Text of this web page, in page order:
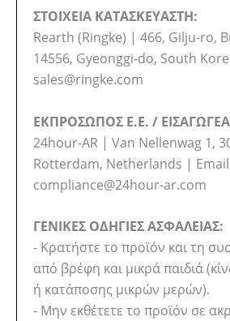
ΣΤΟΙΧΕΙΑ ΚΑΤΑΣΚΕΥΑΣΤΗ:
Rearth (Ringke) | 466, Gilju-ro,
14556, Gyeonggi-do, South
sales@ringke.com
ΕΚΠΡΟΣΩΠΟΣ Ε.Ε. /
24hour-AR | Van Nellenwag 1,
Rotterdam, Netherlands |
compliance@24hour-ar.com
ΓΕΝΙΚΕΣ ΟΔΗΓΙΕΣ ΑΣΦΑΛΕΙΑΣ:
- Κρατήστε το προϊόν και τη
από βρέφη και μικρά παιδιά
ή κατάποσης μικρών μερών).
- Μην εκθέτετε το προϊόν σε